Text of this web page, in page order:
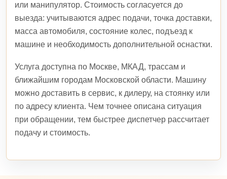
или манипулятор. Стоимость согласуется до
выезда: учитываются адрес подачи, точка доставки,
масса автомобиля, состояние колес, подъезд к
машине и необходимость дополнительной оснастки.
Услуга доступна по Москве, МКАД, трассам и
ближайшим городам Московской области. Машину
можно доставить в сервис, к дилеру, на стоянку или
по адресу клиента. Чем точнее описана ситуация
при обращении, тем быстрее диспетчер рассчитает
подачу и стоимость.